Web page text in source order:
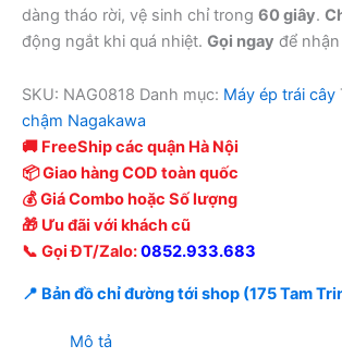
dàng tháo rời, vệ sinh chỉ trong 60 giây.
động ngắt khi quá nhiệt. Gọi ngay để
SKU: NAG0818 Danh mục: Máy ép trái cây
chậm Nagakawa
🚚 FreeShip các quận Hà Nội
📦 Giao hàng COD toàn quốc
💰 Giá Combo hoặc Số lượng
🎁 Ưu đãi với khách cũ
📞 Gọi ĐT/Zalo:0852.933.683
📍 Bản đồ chỉ đường tới shop (175 Tam
Mô tả